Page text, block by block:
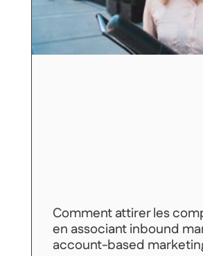
Comment attirer les
en associant inbound
account-based